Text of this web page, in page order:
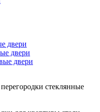
двери
двери
двери
стеклянные